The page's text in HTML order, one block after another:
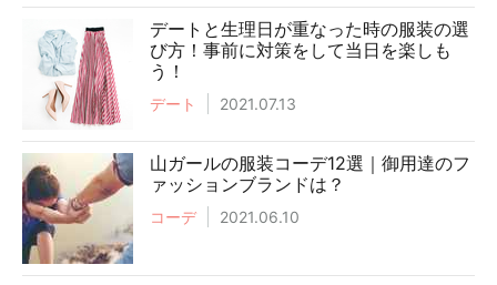
デートと生理日が重なった時の服装の選
び方！事前に対策をして当日を楽しも
う！
デート 2021.07.13
山ガールの服装コーデ12選｜御用達のフ
ァッションブランドは？
コーデ 2021.06.10